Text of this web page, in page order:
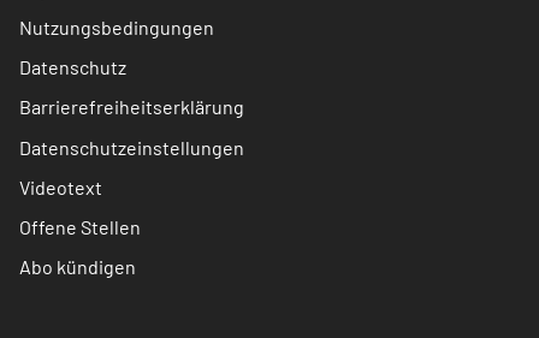
Nutzungsbedingungen
Datenschutz
Barrierefreiheitserklärung
Datenschutzeinstellungen
Videotext
Offene Stellen
Abo kündigen